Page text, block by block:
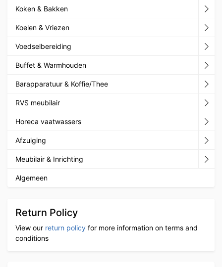
Koken & Bakken
Koelen & Vriezen
Voedselbereiding
Buffet & Warmhouden
Barapparatuur & Koffie/Thee
RVS meubilair
Horeca vaatwassers
Afzuiging
Meubilair & Inrichting
Algemeen
Return Policy
View our return policy for more information on terms and
conditions